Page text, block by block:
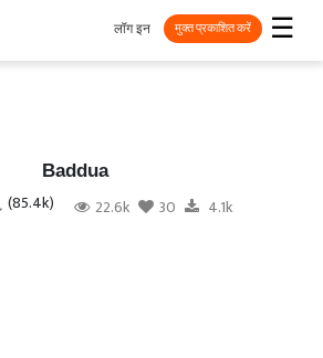
☰
लॉग इन मुक्त प्रकाशित करें
Baddua
(85.4k) 22.6k 30 4.1k